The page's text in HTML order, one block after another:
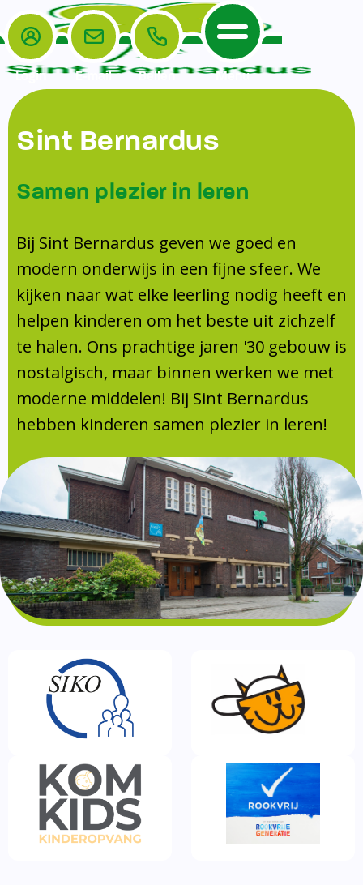
Home
De School
Veiligheidsplan
Onderwijs
Leerlingenraad
Leerlingenzorg
Doorstroomtoets
Jeugdprofessional op school
Centrum Jeugd en Gezin
Schoollogopedie
schoolondersteuningsprofiel
Schooltijden
Absentie
Vakanties
Aanmelden
Schoolgids
Gezonde school
Kinderopvang
BSO
Routebeschrijving
Privacy
Het Team
Ouders
Ouders
TussenSchoolse Opvang (TSO)
Ouderraad (OR)
Medezeggenschapsraad (MR)
Formulieren
Klachtenregeling
Contact
Login E-mail Bellen Menu
Sint Bernardus
Samen plezier in leren
Bij Sint Bernardus geven we goed en
modern onderwijs in een fijne sfeer. We
kijken naar wat elke leerling nodig heeft en
helpen kinderen om het beste uit zichzelf
te halen. Ons prachtige jaren '30 gebouw is
nostalgisch, maar binnen werken we met
moderne middelen! Bij Sint Bernardus
hebben kinderen samen plezier in leren!